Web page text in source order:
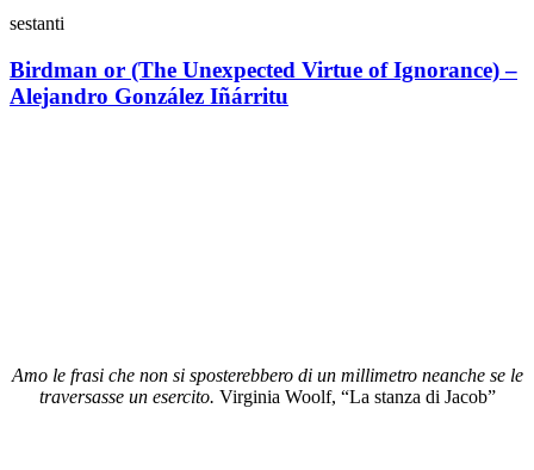
sestanti
Birdman or (The Unexpected Virtue of Ignorance) –
Alejandro González Iñárritu
Amo le frasi che non si sposterebbero di un millimetro neanche se le
traversasse un esercito. Virginia Woolf, “La stanza di Jacob”